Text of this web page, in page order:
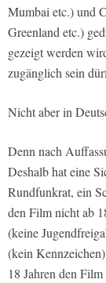
Mumbai etc.) und
Greenland etc.)
gezeigt werden
zugänglich sein
Nicht aber in
Denn nach
Deshalb hat eine
Rundfunkrat, ein
den Film nicht ab
(keine
(kein
18 Jahren den